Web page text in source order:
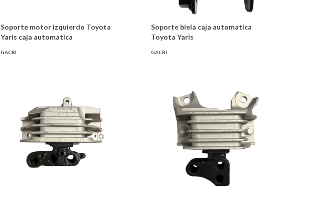
Soporte motor izquierdo Toyota
Yaris caja automatica
GACRI
Soporte biela caja automatica
Toyota Yaris
GACRI